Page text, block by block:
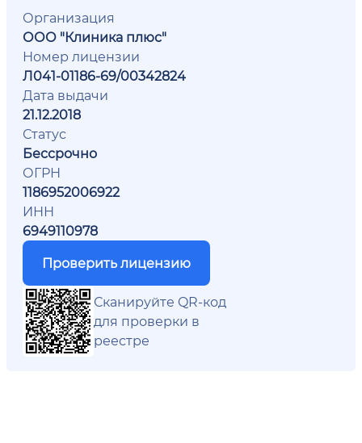
Организация
ООО "Клиника плюс"
Номер лицензии
Л041-01186-69/00342824
Дата выдачи
21.12.2018
Статус
Бессрочно
ОГРН
1186952006922
ИНН
6949110978
Проверить лицензию
Сканируйте QR-код
для проверки в
реестре